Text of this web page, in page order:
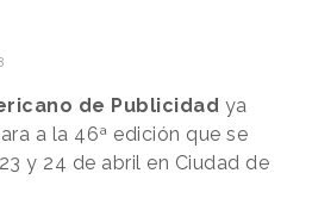
de Publicidad ya
a la 46ª edición que se
y 24 de abril en Ciudad de